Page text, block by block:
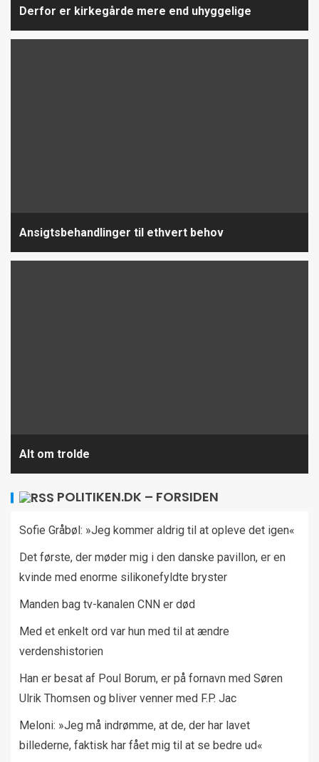
Derfor er kirkegårde mere end uhyggelige
Ansigtsbehandlinger til ethvert behov
Alt om trolde
POLITIKEN.DK – FORSIDEN
Sofie Gråbøl: »Jeg kommer aldrig til at opleve det igen«
Det første, der møder mig i den danske pavillon, er en
kvinde med enorme silikonefyldte bryster
Manden bag tv-kanalen CNN er død
Med et enkelt ord var hun med til at ændre
verdenshistorien
Han er besat af Poul Borum, er på fornavn med Søren
Ulrik Thomsen og bliver venner med F.P. Jac
Meloni: »Jeg må indrømme, at de, der har lavet
billederne, faktisk har fået mig til at se bedre ud«